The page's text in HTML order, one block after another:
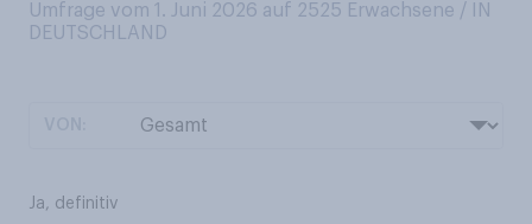
Umfrage vom 1. Juni 2026 auf 2525 Erwachsene / IN
DEUTSCHLAND
Ja, definitiv